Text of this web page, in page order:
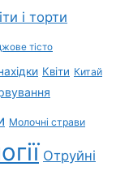
і торти
тісто
Квіти Китай
Молочні страви
Отруйні